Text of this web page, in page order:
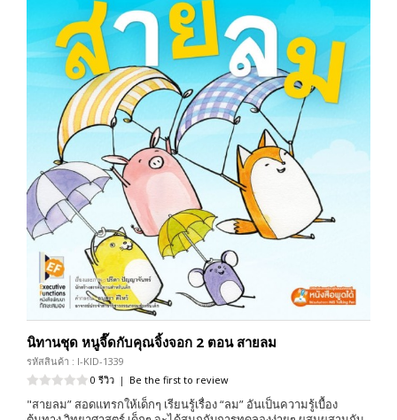
นิทานชุด หนูจี๊ดกับคุณจิ้งจอก 2 ตอน สายลม
รหัสสินค้า : I-KID-1339
0 รีวิว | Be the first to review
"สายลม” สอดแทรกให้เด็กๆ เรียนรู้เรื่อง “ลม” อันเป็นความรู้เบื้อง